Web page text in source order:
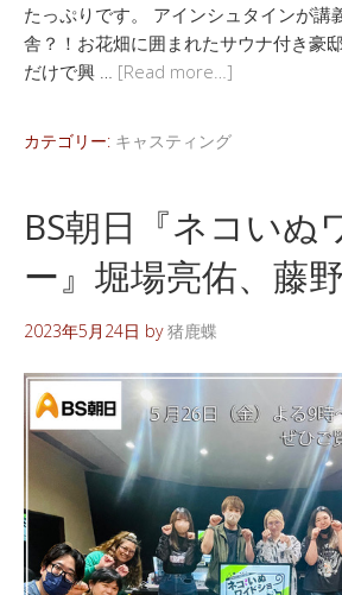
たっぷりです。 アインシュタインが講
舎？！お花畑に囲まれたサウナ付き豪
だけで興 … [Read more…]
カテゴリー: キャスティング
BS朝日『ネコいぬ
ー』堀場亮佑、藤
2023年5月24日 by猪鹿蝶